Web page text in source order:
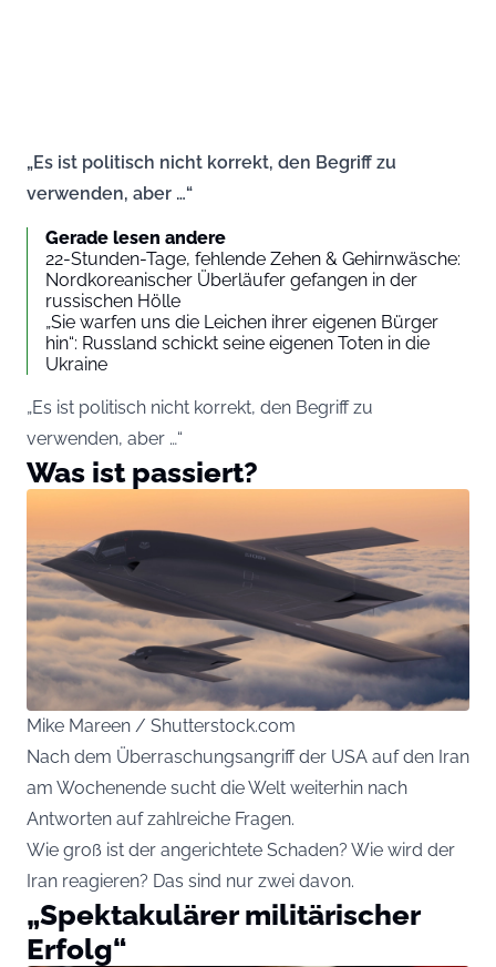
„Es ist politisch nicht korrekt, den Begriff zu
verwenden, aber …“
Gerade lesen andere
22-Stunden-Tage, fehlende Zehen & Gehirnwäsche:
Nordkoreanischer Überläufer gefangen in der
russischen Hölle
„Sie warfen uns die Leichen ihrer eigenen Bürger
hin“: Russland schickt seine eigenen Toten in die
Ukraine
„Es ist politisch nicht korrekt, den Begriff zu
verwenden, aber …“
Was ist passiert?
Mike Mareen / Shutterstock.com
Nach dem Überraschungsangriff der USA auf den Iran
am Wochenende sucht die Welt weiterhin nach
Antworten auf zahlreiche Fragen.
Wie groß ist der angerichtete Schaden? Wie wird der
Iran reagieren? Das sind nur zwei davon.
„Spektakulärer militärischer
Erfolg“